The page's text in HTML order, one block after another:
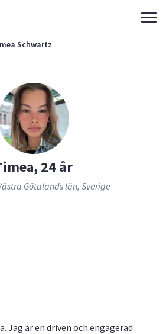
Schwartz
24 år
Götalands län, Sverige
Jag är en driven och engagerad